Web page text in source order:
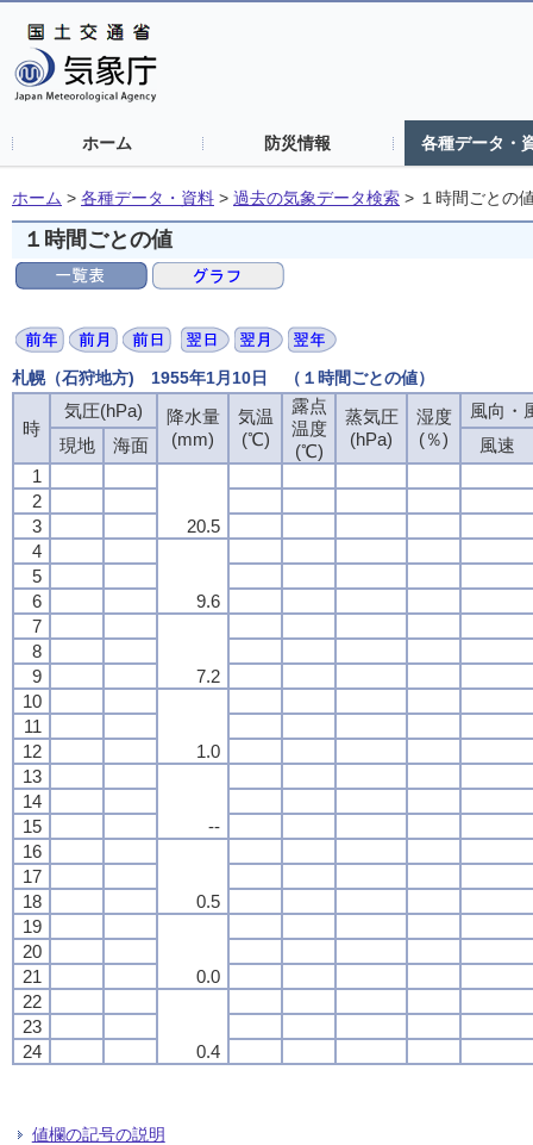
ホーム 防災情報 各種データ・
ホーム > 各種データ・資料 > 過去の気象データ検索 > １時間ごとの
１時間ごとの値
札幌（石狩地方) 1955年1月10日 （１時間ごとの値）
時
気圧(hPa)
降水量
(mm)
気温
(℃)
露点
温度
(℃)
蒸気圧
(hPa)
湿度
(％)
風向・
現地
海面
風速
1
20.5
2
3
4
9.6
5
6
7
7.2
8
9
10
1.0
11
12
13
--
14
15
16
0.5
17
18
19
0.0
20
21
22
0.4
23
24
値欄の記号の説明